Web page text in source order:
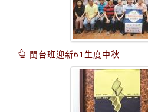
閩台班迎新61生度中秋